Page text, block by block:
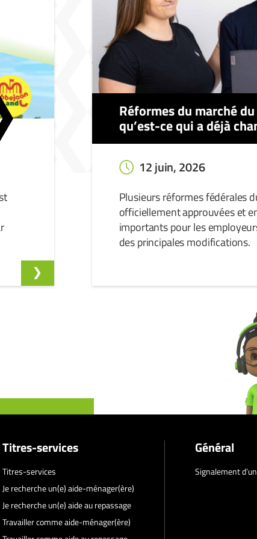
Réformes du marché
qu’est-ce qui a déjà
12 juin, 2026
Plusieurs réformes fédérales
officiellement approuvées et
importants pour les
des principales modifications.
Titres-services
Titres-services
Je recherche un(e) aide-ménager(ère)
Je recherche un(e) aide au repassage
Travailler comme aide-ménager(ère)
Général
Signalement